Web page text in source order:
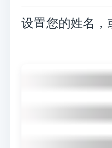
设置您的姓名，